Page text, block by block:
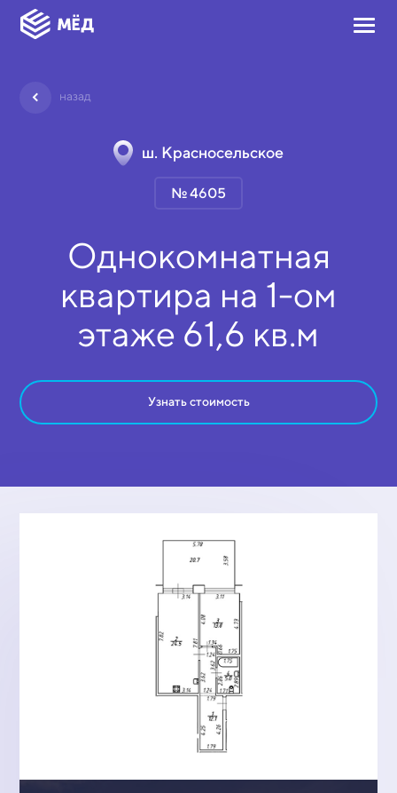
назад
ш. Красносельское
№ 4605
Однокомнатная
квартира на 1-ом
этаже 61,6 кв.м
Узнать стоимость